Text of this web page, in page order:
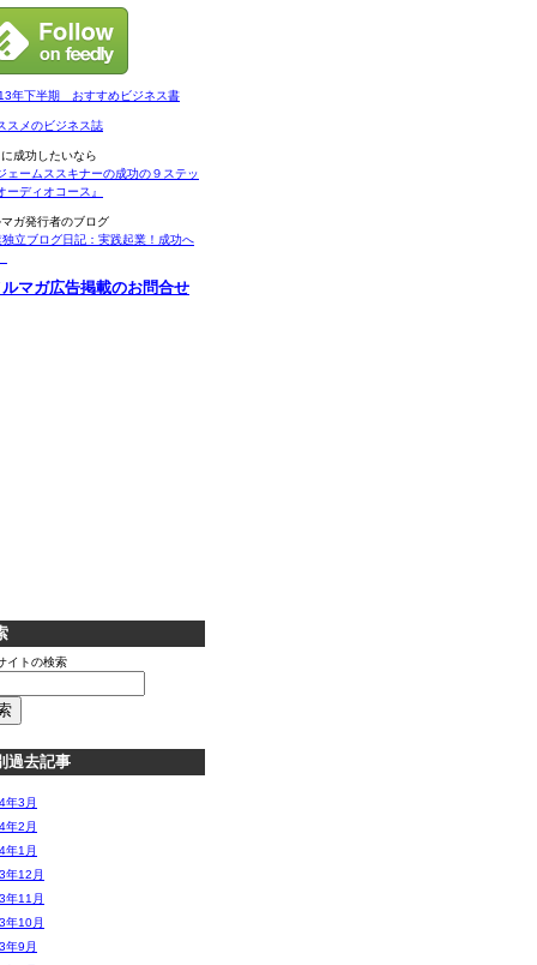
年下半期 おすすめビジネス書
スメのビジネス誌
成功したいなら
ェームススキナーの成功の９ステッ
ーディオコース』
ガ発行者のブログ
独立ブログ日記：実践起業！成功へ
マガ広告掲載のお問合せ
イトの検索
過去記事
年3月
年2月
年1月
年12月
年11月
年10月
年9月